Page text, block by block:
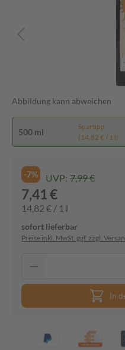
Abbildung kann abweichen
500 ml
Spartipp
(14,82 € / 1 l)
-7% UVP: 7,99 €
7,41 €
14,82 € / 1 l
sofort lieferbar
Preise inkl. MwSt. ggf. zzgl.
In